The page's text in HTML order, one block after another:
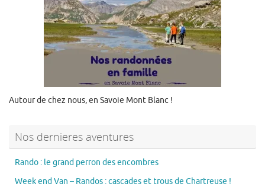
Autour de chez nous, en Savoie Mont Blanc !
Nos dernieres aventures
Rando : le grand perron des encombres
Week end Van – Randos : cascades et trous de Chartreuse !